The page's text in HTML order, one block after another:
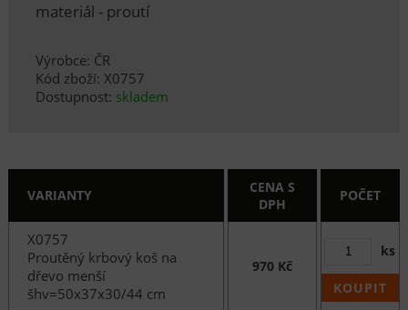
materiál - proutí
Výrobce: ČR
Kód zboží: X0757
Dostupnost: skladem
VARIANTY
CENA S
DPH
POČET
X0757
Proutěný krbový koš na
dřevo menší
šhv=50x37x30/44 cm
970 Kč
ks
KOUPIT